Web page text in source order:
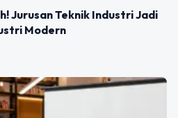
Jurusan Teknik Industri Jadi
Modern